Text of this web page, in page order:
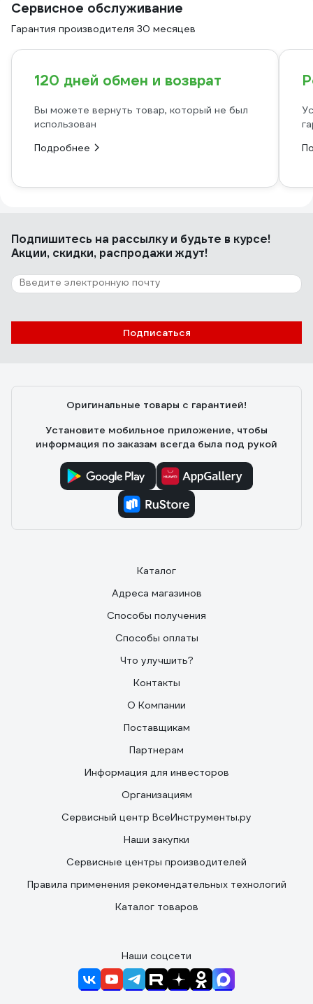
Сервисное обслуживание
Гарантия производителя 30 месяцев
120 дней обмен и возврат
Вы можете вернуть товар, который не был
использован
Подробнее
Подпишитесь на рассылкуи будьте в курсе!
Акции, скидки, распродажи ждут!
Подписаться
Оригинальные товары с гарантией!
Установите мобильное приложение, чтобы
информация по заказам всегда была под рукой
Каталог
Адреса магазинов
Способы получения
Способы оплаты
Что улучшить?
Контакты
О Компании
Поставщикам
Партнерам
Информация для инвесторов
Организациям
Сервисный центр ВсеИнструменты.ру
Наши закупки
Сервисные центры производителей
Правила применения рекомендательных технологий
Каталог товаров
Наши соцсети